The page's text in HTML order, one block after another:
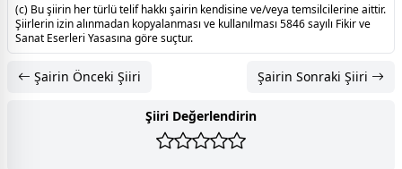
(c) Bu şiirin her türlü telif hakkı şairin kendisine ve/veya temsilcilerine aittir.
Şiirlerin izin alınmadan kopyalanması ve kullanılması 5846 sayılı Fikir ve
Sanat Eserleri Yasasına göre suçtur.
Şairin Önceki Şiiri Şairin Sonraki Şiiri
Şiiri Değerlendirin